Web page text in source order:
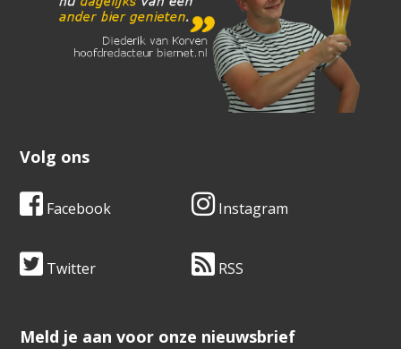
Volg ons
Facebook Instagram
Twitter RSS
​​​​​​​Meld je aan voor onze nieuwsbrief